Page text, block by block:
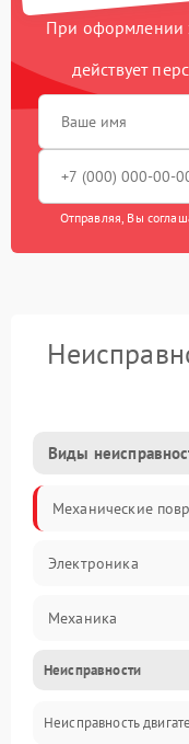
При оформлении
действует
Отправляя, Вы
Виды
Механические
Электроника
Механика
Трансмиссия
Электропитание
Неисправности
Неисправность